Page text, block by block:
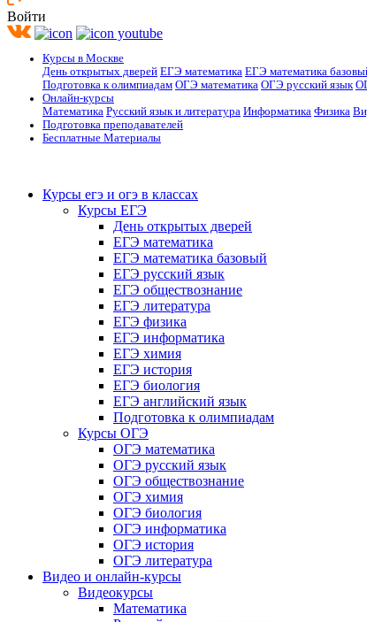
Войти
Курсы в Москве
День открытых дверей ЕГЭ математика ЕГЭ математика
Подготовка к олимпиадам ОГЭ математика ОГЭ русский язык
Онлайн-курсы
Математика Русский язык и литература Информатика Физика
Подготовка преподавателей
Бесплатные Материалы
Курсы егэ и огэ в классах
Курсы ЕГЭ
День открытых дверей
ЕГЭ математика
ЕГЭ математика базовый
ЕГЭ русский язык
ЕГЭ обществознание
ЕГЭ литература
ЕГЭ физика
ЕГЭ информатика
ЕГЭ химия
ЕГЭ история
ЕГЭ биология
ЕГЭ английский язык
Подготовка к олимпиадам
Курсы ОГЭ
ОГЭ математика
ОГЭ русский язык
ОГЭ обществознание
ОГЭ химия
ОГЭ биология
ОГЭ информатика
ОГЭ история
ОГЭ литература
Видео и онлайн-курсы
Видеокурсы
Математика